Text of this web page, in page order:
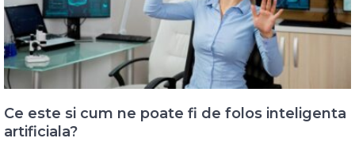
Ce este si cum ne poate fi de folos inteligenta
artificiala?